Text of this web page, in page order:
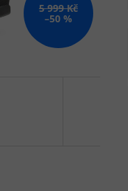
5 999 Kč
–50 %